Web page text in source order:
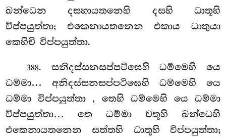
ඛන්ධෙන දසහායතනෙහි දසහි ධාතූහි
විප්පයුත්තා; එකෙනායතනෙන එකාය ධාතුයා
කෙහිචි විප්පයුත්තා.
388. සනිදස්සනසප්පටිඝෙහිධම්මෙහි යෙ
ධම්මා… අනිදස්සනසප්පටිඝෙහි ධම්මෙහි යෙ
ධම්මා විප්පයුත්තා, තෙහි ධම්මෙහි යෙ ධම්මා
විප්පයුත්තා… තෙ ධම්මා චතූහි ඛන්ධෙහි
එකෙනායතනෙන සත්තහි ධාතූහි විප්පයුත්තා;